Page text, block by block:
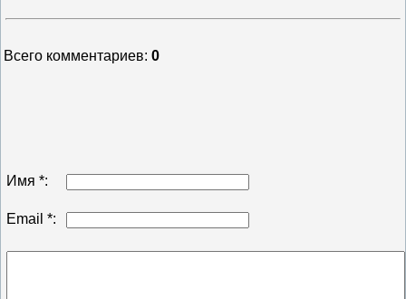
Всего комментариев: 0
Имя *:
Email *: